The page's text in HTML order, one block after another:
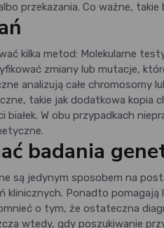
przekazania. Co ważne, takie
kilka metod: Molekularne
zmiany lub mutacje,
analizują całe chromosomy
takie jak dodatkowa kopia
W obu przypadkach
badania
są jedynym sposobem na
Ponadto pomagają
o tym, że ostateczna
wtedy, gdy poszukiwanie